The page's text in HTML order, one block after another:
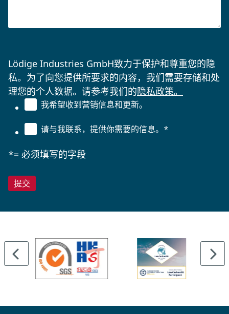
Lödige Industries GmbH致力于保护和尊重您的隐
私。为了向您提供所要求的内容，我们需要存储和处
理您的个人数据。请参考我们的隐私政策。
我希望收到营销信息和更新。
请与我联系，提供你需要的信息。 *
*= 必须填写的字段